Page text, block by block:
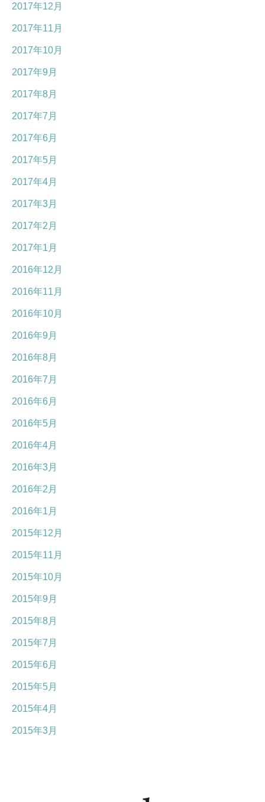
2017年12月
2017年11月
2017年10月
2017年9月
2017年8月
2017年7月
2017年6月
2017年5月
2017年4月
2017年3月
2017年2月
2017年1月
2016年12月
2016年11月
2016年10月
2016年9月
2016年8月
2016年7月
2016年6月
2016年5月
2016年4月
2016年3月
2016年2月
2016年1月
2015年12月
2015年11月
2015年10月
2015年9月
2015年8月
2015年7月
2015年6月
2015年5月
2015年4月
2015年3月